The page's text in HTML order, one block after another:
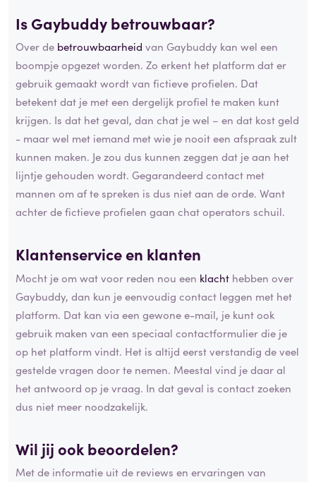
Is Gaybuddy betrouwbaar?
Over de betrouwbaarheid van Gaybuddy kan wel een
boompje opgezet worden. Zo erkent het platform dat er
gebruik gemaakt wordt van fictieve profielen. Dat
betekent dat je met een dergelijk profiel te maken kunt
krijgen. Is dat het geval, dan chat je wel – en dat kost geld
- maar wel met iemand met wie je nooit een afspraak zult
kunnen maken. Je zou dus kunnen zeggen dat je aan het
lijntje gehouden wordt. Gegarandeerd contact met
mannen om af te spreken is dus niet aan de orde. Want
achter de fictieve profielen gaan chat operators schuil.
Klantenservice en klanten
Mocht je om wat voor reden nou een klacht hebben over
Gaybuddy, dan kun je eenvoudig contact leggen met het
platform. Dat kan via een gewone e-mail, je kunt ook
gebruik maken van een speciaal contactformulier die je
op het platform vindt. Het is altijd eerst verstandig de veel
gestelde vragen door te nemen. Meestal vind je daar al
het antwoord op je vraag. In dat geval is contact zoeken
dus niet meer noodzakelijk.
Wil jij ook beoordelen?
Met de informatie uit de reviews en ervaringen van